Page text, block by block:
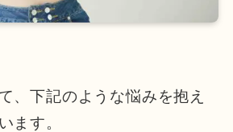
、下記のような悩みを抱え
ます。